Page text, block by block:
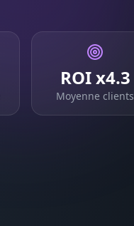
ROI x4.3
Moyenne clients